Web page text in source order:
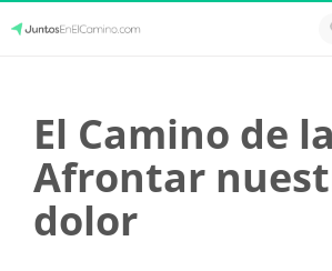
contentEl Camino de
Afrontar
dolor